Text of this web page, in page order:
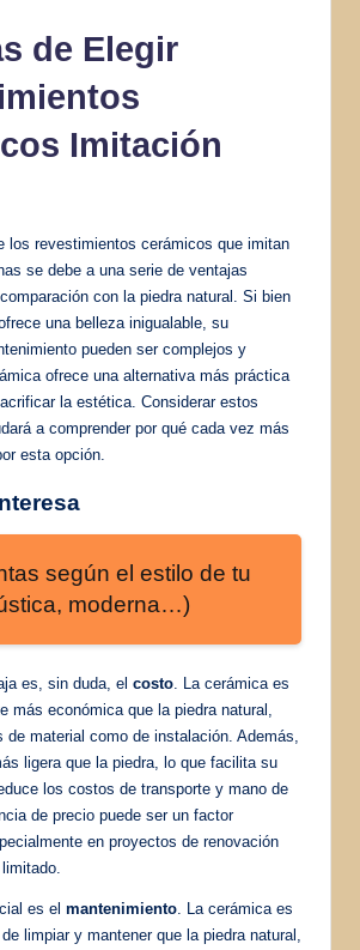
de Elegir
Imitación
los revestimientos cerámicos que imitan
se debe a una serie de ventajas
con la piedra natural. Si bien
una belleza inigualable, su
pueden ser complejos y
ofrece una alternativa más práctica
la estética. Considerar estos
a comprender por qué cada vez más
esta opción.
según el estilo de tu
moderna…)
es, sin duda, el costo . La cerámica es
más económica que la piedra natural,
de material como de instalación. Además,
ligera que la piedra, lo que facilita su
los costos de transporte y mano de
de precio puede ser un factor
en proyectos de renovación
es el mantenimiento . La cerámica es
limpiar y mantener que la piedra natural,